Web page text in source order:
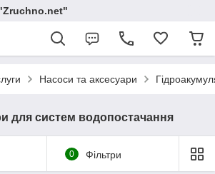
"Zruchno.net"
Насоси та аксесуари
для систем водопостачання
0 Фільтри